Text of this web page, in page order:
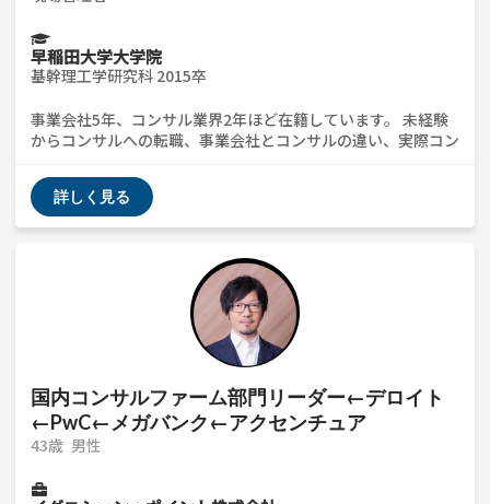
早稲田大学大学院
基幹理工学研究科 2015卒
事業会社5年、コンサル業界2年ほど在籍しています。 未経験
からコンサルへの転職、事業会社とコンサルの違い、実際コン
ト、アビームなど実際何が違うか(友人が多くヒアリングでき
ます)などざっくばらんにお聞きいただければと思います。
詳しく見る
国内コンサルファーム部門リーダー←デロイト
←PwC←メガバンク←アクセンチュア
43歳 男性